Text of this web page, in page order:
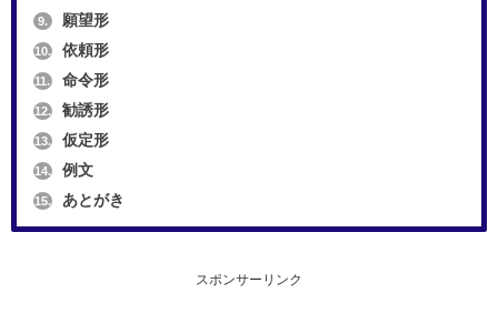
9. 願望形
10. 依頼形
11. 命令形
12. 勧誘形
13. 仮定形
14. 例文
15. あとがき
スポンサーリンク